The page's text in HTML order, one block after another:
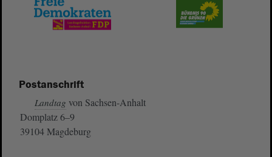
Postanschrift
Landtag von Sachsen-Anhalt
Domplatz 6–9
39104 Magdeburg